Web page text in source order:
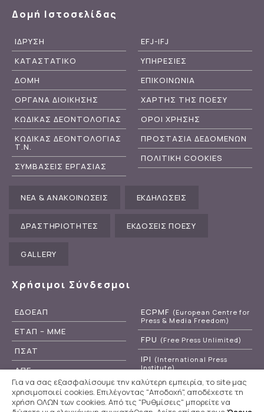
Δομή Ιστοσελίδας
ΙΔΡΥΣΗ
ΚΑΤΑΣΤΑΤΙΚΟ
ΔΟΜΗ
ΟΡΓΑΝΑ ΔΙΟΙΚΗΣΗΣ
ΚΩΔΙΚΑΣ ΔΕΟΝΤΟΛΟΓΙΑΣ
ΚΩΔΙΚΑΣ ΔΕΟΝΤΟΛΟΓΙΑΣ
Τ.Ν.
ΣΥΜΒΑΣΕΙΣ ΕΡΓΑΣΙΑΣ
EFJ-IFJ
ΥΠΗΡΕΣΙΕΣ
ΕΠΙΚΟΙΝΩΝΙΑ
ΧΑΡΤΗΣ ΤΗΣ ΠΟΕΣΥ
ΟΡΟΙ ΧΡΗΣΗΣ
ΠΡΟΣΤΑΣΙΑ ΔΕΔΟΜΕΝΩΝ
ΠΟΛΙΤΙΚΗ COOKIES
ΝΕΑ & ΑΝΑΚΟΙΝΩΣΕΙΣ ΕΚΔΗΛΩΣΕΙΣ
ΔΡΑΣΤΗΡΙΟΤΗΤΕΣ ΕΚΔΟΣΕΙΣ ΠΟΕΣΥ
GALLERY
Χρήσιμοι Σύνδεσμοι
ΕΔΟΕΑΠ
ΕΤΑΠ – ΜΜΕ
ΠΣΑΤ
ΑΠΕ
ΕΡΤ
ECPMF (European Centre for
Press & Media Freedom)
FPU (Free Press Unlimited)
IPI (International Press
Institute)
RSF(Reporters Without
Borders)
Για να σας εξασφαλίσουμε την καλύτερη εμπειρία, το site μας
χρησιμοποιεί cookies. Επιλέγοντας "Αποδοχή", αποδέχεστε τη
χρήση ΟΛΩΝ των cookies. Από τις "Ρυθμίσεις" μπορείτε να